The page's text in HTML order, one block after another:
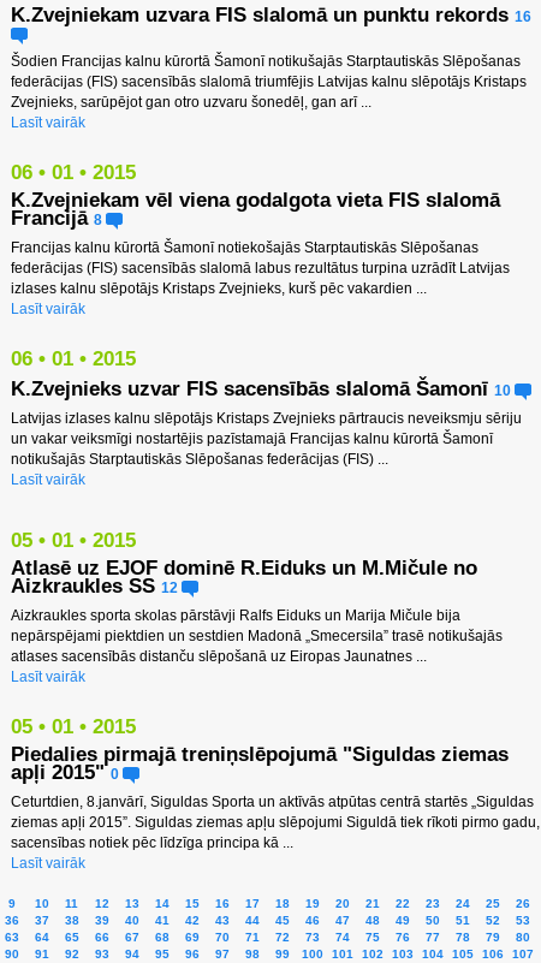
K.Zvejniekam uzvara FIS slalomā un punktu rekords 16
Šodien Francijas kalnu kūrortā Šamonī notikušajās Starptautiskās Slēpošanas
federācijas (FIS) sacensībās slalomā triumfējis Latvijas kalnu slēpotājs Kristaps
Zvejnieks, sarūpējot gan otro uzvaru šonedēļ, gan arī ...
Lasīt vairāk
06 • 01 • 2015
K.Zvejniekam vēl viena godalgota vieta FIS slalomā
Francijā 8
Francijas kalnu kūrortā Šamonī notiekošajās Starptautiskās Slēpošanas
federācijas (FIS) sacensībās slalomā labus rezultātus turpina uzrādīt Latvijas
izlases kalnu slēpotājs Kristaps Zvejnieks, kurš pēc vakardien ...
Lasīt vairāk
06 • 01 • 2015
K.Zvejnieks uzvar FIS sacensībās slalomā Šamonī 10
Latvijas izlases kalnu slēpotājs Kristaps Zvejnieks pārtraucis neveiksmju sēriju
un vakar veiksmīgi nostartējis pazīstamajā Francijas kalnu kūrortā Šamonī
notikušajās Starptautiskās Slēpošanas federācijas (FIS) ...
Lasīt vairāk
05 • 01 • 2015
Atlasē uz EJOF dominē R.Eiduks un M.Mičule no
Aizkraukles SS 12
Aizkraukles sporta skolas pārstāvji Ralfs Eiduks un Marija Mičule bija
nepārspējami piektdien un sestdien Madonā „Smecersila” trasē notikušajās
atlases sacensībās distanču slēpošanā uz Eiropas Jaunatnes ...
Lasīt vairāk
05 • 01 • 2015
Piedalies pirmajā treniņslēpojumā "Siguldas ziemas
apļi 2015" 0
Ceturtdien, 8.janvārī, Siguldas Sporta un aktīvās atpūtas centrā startēs „Siguldas
ziemas apļi 2015”. Siguldas ziemas apļu slēpojumi Siguldā tiek rīkoti pirmo gadu,
sacensības notiek pēc līdzīga principa kā ...
Lasīt vairāk
9 10 11 12 13 14 15 16 17 18 19 20 21 22 23 24 25
26
36 37 38 39 40 41 42 43 44 45 46 47 48 49 50 51 52
53
63 64 65 66 67 68 69 70 71 72 73 74 75 76 77 78 79
80
90 91 92 93 94 95 96 97 98 99 100 101 102 103 104 105 106
107